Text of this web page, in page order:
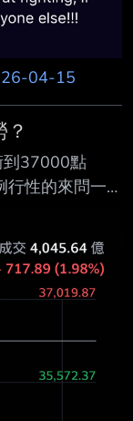
04-15
到37000點
行性的來問一